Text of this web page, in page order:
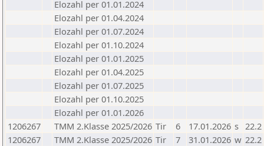
Elozahl per 01.01.2024
Elozahl per 01.04.2024
Elozahl per 01.07.2024
Elozahl per 01.10.2024
Elozahl per 01.01.2025
Elozahl per 01.04.2025
Elozahl per 01.07.2025
Elozahl per 01.10.2025
Elozahl per 01.01.2026
1206267
TMM 2.Klasse 2025/2026 Tir 6 17.01.2026 s 22.2
1206267
TMM 2.Klasse 2025/2026 Tir 7 31.01.2026 w 22.2